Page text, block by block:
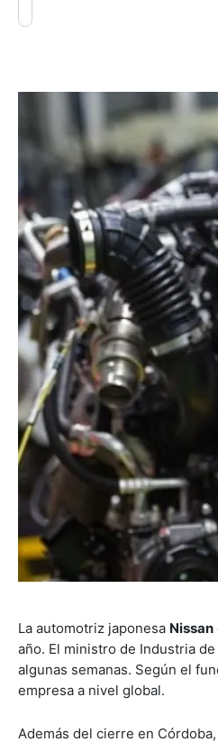
La automotriz japonesa Nissan
año. El ministro de Industria
algunas semanas. Según el
empresa a nivel global.
Además del cierre en